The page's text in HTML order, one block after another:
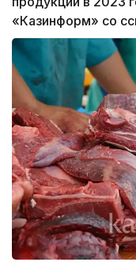
«Казинформ» со